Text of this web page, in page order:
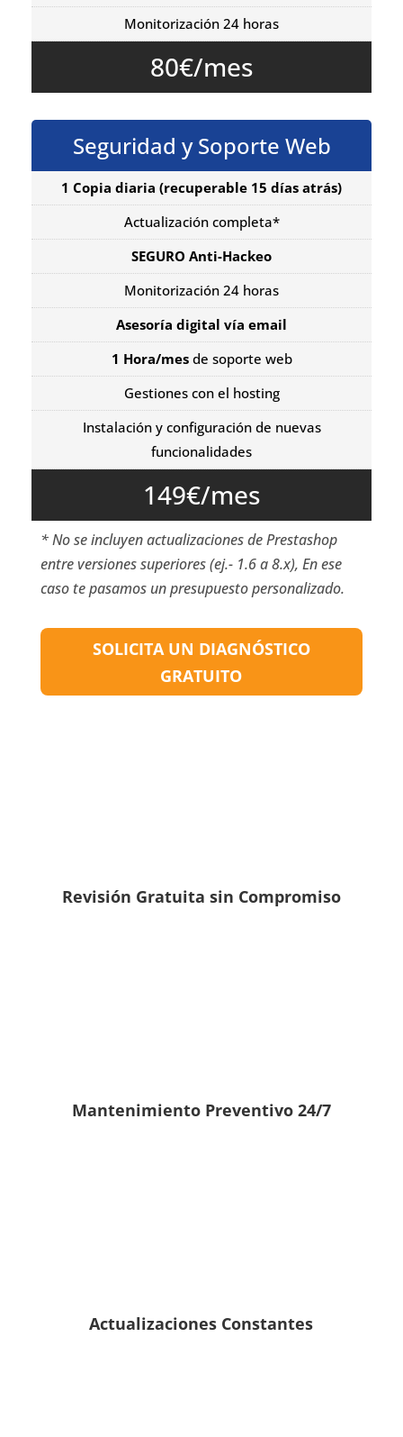
Monitorización 24 horas
80€/mes
Seguridad y Soporte Web
1 Copia diaria (recuperable 15 días atrás)
Actualización completa*
SEGURO Anti-Hackeo
Monitorización 24 horas
Asesoría digital vía email
1 Hora/mesde soporte web
Gestiones con el hosting
Instalación y configuración de nuevas
funcionalidades
149€/mes
* No se incluyen actualizaciones de Prestashop
entre versiones superiores (ej.- 1.6 a 8.x), En ese
caso te pasamos un presupuesto personalizado.
SOLICITA UN DIAGNÓSTICO
GRATUITO
Revisión Gratuita sin Compromiso
Mantenimiento Preventivo 24/7
Actualizaciones Constantes